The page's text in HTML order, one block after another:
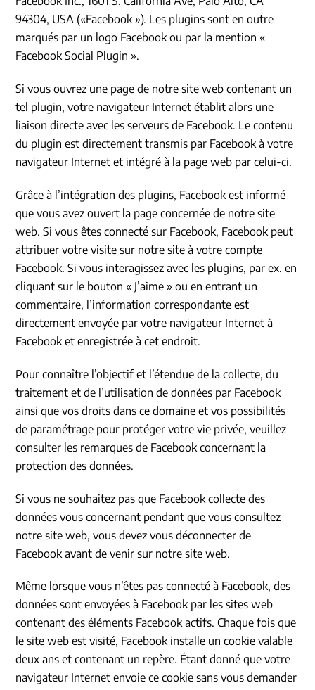
94304, USA («Facebook »). Les plugins sont en outre
marqués par un logo Facebook ou par la mention «
Facebook Social Plugin ».
Si vous ouvrez une page de notre site web contenant un
tel plugin, votre navigateur Internet établit alors une
liaison directe avec les serveurs de Facebook. Le contenu
du plugin est directement transmis par Facebook à votre
navigateur Internet et intégré à la page web par celui-ci.
Grâce à l’intégration des plugins, Facebook est informé
que vous avez ouvert la page concernée de notre site
web. Si vous êtes connecté sur Facebook, Facebook peut
attribuer votre visite sur notre site à votre compte
Facebook. Si vous interagissez avec les plugins, par ex. en
cliquant sur le bouton « J’aime » ou en entrant un
commentaire, l’information correspondante est
directement envoyée par votre navigateur Internet à
Facebook et enregistrée à cet endroit.
Pour connaître l’objectif et l’étendue de la collecte, du
traitement et de l’utilisation de données par Facebook
ainsi que vos droits dans ce domaine et vos possibilités
de paramétrage pour protéger votre vie privée, veuillez
consulter les remarques de Facebook concernant la
protection des données.
Si vous ne souhaitez pas que Facebook collecte des
données vous concernant pendant que vous consultez
notre site web, vous devez vous déconnecter de
Facebook avant de venir sur notre site web.
Même lorsque vous n’êtes pas connecté à Facebook, des
données sont envoyées à Facebook par les sites web
contenant des éléments Facebook actifs. Chaque fois que
le site web est visité, Facebook installe un cookie valable
deux ans et contenant un repère. Étant donné que votre
navigateur Internet envoie ce cookie sans vous demander